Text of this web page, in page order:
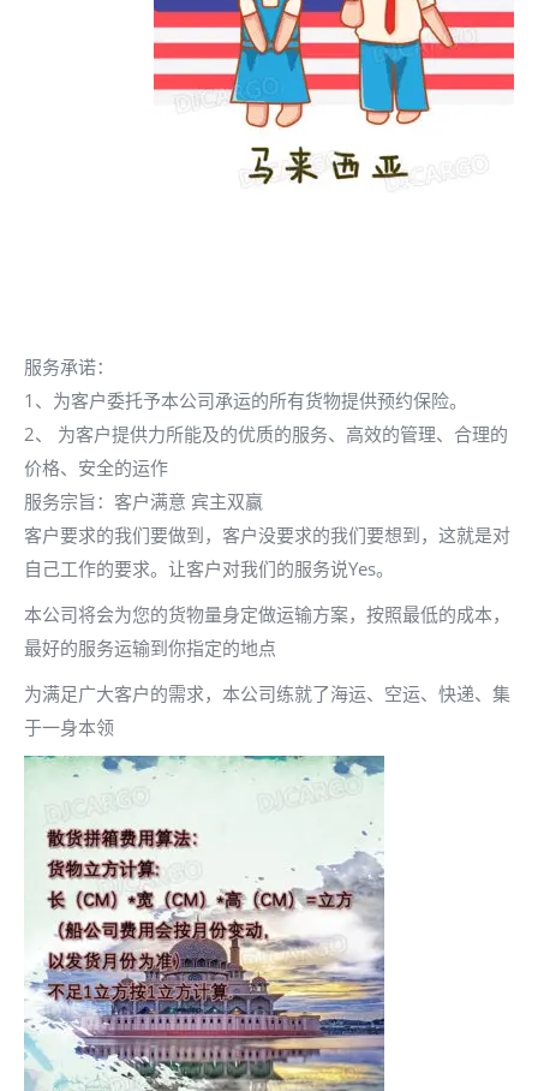
服务承诺：
1、为客户委托予本公司承运的所有货物提供预约保险。
2、 为客户提供力所能及的优质的服务、高效的管理、合理的
价格、安全的运作
服务宗旨：客户满意 宾主双赢
客户要求的我们要做到，客户没要求的我们要想到，这就是对
自己工作的要求。让客户对我们的服务说Yes。
本公司将会为您的货物量身定做运输方案，按照最低的成本，
最好的服务运输到你指定的地点
为满足广大客户的需求，本公司练就了海运、空运、快递、集
于一身本领